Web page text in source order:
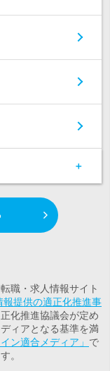
職・求人情報サイト
報提供の適正化推進事
化推進協議会が定め
ィアとなる基準を満
ン適合メディア」 で
。